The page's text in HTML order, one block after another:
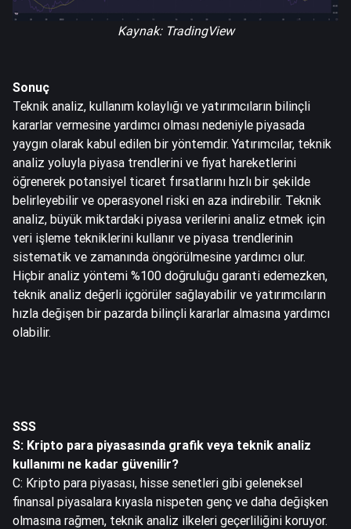
Kaynak: TradingView
Sonuç
Teknik analiz, kullanım kolaylığı ve yatırımcıların bilinçli
kararlar vermesine yardımcı olması nedeniyle piyasada
yaygın olarak kabul edilen bir yöntemdir. Yatırımcılar, teknik
analiz yoluyla piyasa trendlerini ve fiyat hareketlerini
öğrenerek potansiyel ticaret fırsatlarını hızlı bir şekilde
belirleyebilir ve operasyonel riski en aza indirebilir. Teknik
analiz, büyük miktardaki piyasa verilerini analiz etmek için
veri işleme tekniklerini kullanır ve piyasa trendlerinin
sistematik ve zamanında öngörülmesine yardımcı olur.
Hiçbir analiz yöntemi %100 doğruluğu garanti edemezken,
teknik analiz değerli içgörüler sağlayabilir ve yatırımcıların
hızla değişen bir pazarda bilinçli kararlar almasına yardımcı
olabilir.
SSS
S: Kripto para piyasasında grafik veya teknik analiz
kullanımı ne kadar güvenilir?
C: Kripto para piyasası, hisse senetleri gibi geleneksel
finansal piyasalara kıyasla nispeten genç ve daha değişken
olmasına rağmen, teknik analiz ilkeleri geçerliliğini koruyor.